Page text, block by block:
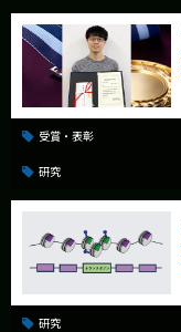
受賞・表彰
研究
研究